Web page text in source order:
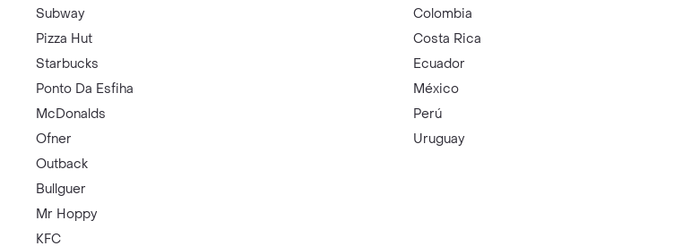
Subway
Pizza Hut
Starbucks
Ponto Da Esfiha
McDonalds
Ofner
Outback
Bullguer
Mr Hoppy
KFC
Colombia
Costa Rica
Ecuador
México
Perú
Uruguay